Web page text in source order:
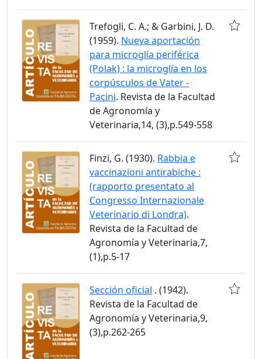
Trefogli, C. A.; & Garbini, J. D.
(1959). Nueva aportación
para microglía periférica
(Polak) : la microglía en los
corpúsculos de Vater -
Pacini. Revista de la Facultad
de Agronomía y
Veterinaria,14, (3),p.549-558
Finzi, G. (1930). Rabbia e
vaccinazioni antirabiche :
(rapporto presentato al
Congresso Internazionale
Veterinario di Londra).
Revista de la Facultad de
Agronomía y Veterinaria,7,
(1),p.5-17
Sección oficial . (1942).
Revista de la Facultad de
Agronomía y Veterinaria,9,
(3),p.262-265